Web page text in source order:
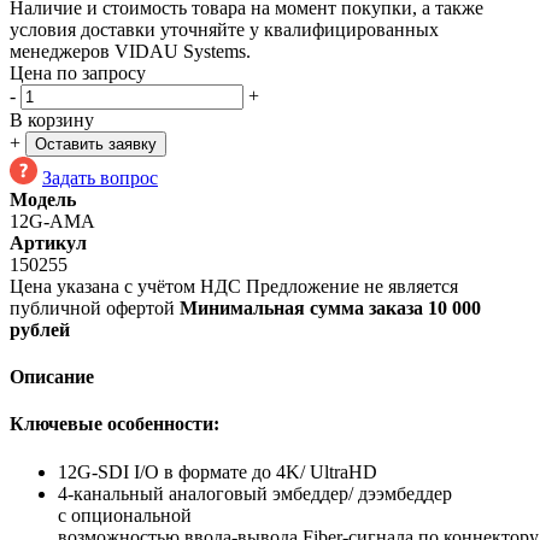
Наличие и стоимость товара на момент покупки, а также
условия доставки уточняйте у квалифицированных
менеджеров VIDAU Systems.
Цена по запросу
-
+
В корзину
+
Оставить заявку
Задать вопрос
Модель
12G-AMA
Артикул
150255
Цена указана с учётом НДС Предложение не является
публичной офертой Минимальная сумма заказа 10 000
рублей
Описание
Ключевые особенности:
12G-SDI I/O в формате до 4K/ UltraHD
4-канальный аналоговый эмбеддер/ дээмбеддер
с опциональной